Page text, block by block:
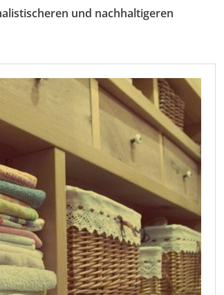
und nachhaltigeren